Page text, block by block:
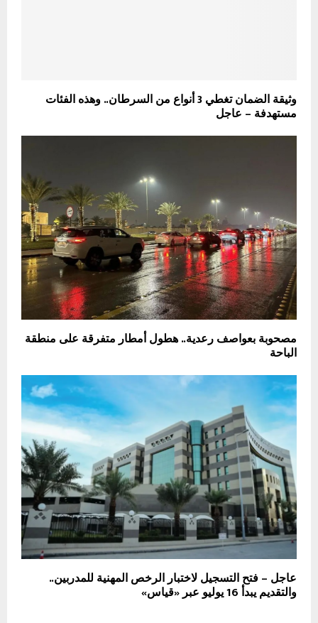
وثيقة الضمان تغطي 3 أنواع من السرطان.. وهذه الفئات
مستهدفة – عاجل
مصحوبة بعواصف رعدية.. هطول أمطار متفرقة على منطقة
الباحة
عاجل – فتح التسجيل لاختبار الرخص المهنية للمدربين..
والتقديم يبدأ 16 يوليو عبر «قياس»